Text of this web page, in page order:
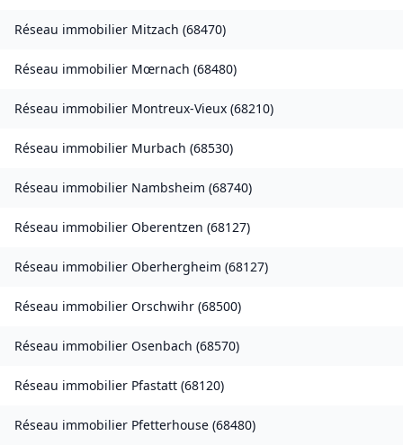
Réseau immobilier Mitzach (68470)
Réseau immobilier Mœrnach (68480)
Réseau immobilier Montreux-Vieux (68210)
Réseau immobilier Murbach (68530)
Réseau immobilier Nambsheim (68740)
Réseau immobilier Oberentzen (68127)
Réseau immobilier Oberhergheim (68127)
Réseau immobilier Orschwihr (68500)
Réseau immobilier Osenbach (68570)
Réseau immobilier Pfastatt (68120)
Réseau immobilier Pfetterhouse (68480)